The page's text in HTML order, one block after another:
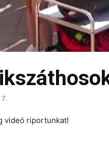
videó riportunkat!